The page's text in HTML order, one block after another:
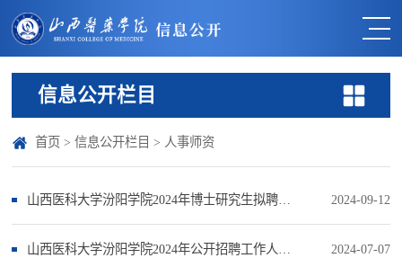
信息公开栏目
首页 > 信息公开栏目 > 人事师资
山西医科大学汾阳学院2024年博士研究生拟聘人员公示（三） 2024-09-12
山西医科大学汾阳学院2024年公开招聘工作人员总成绩及排名情况公示 2024-07-07